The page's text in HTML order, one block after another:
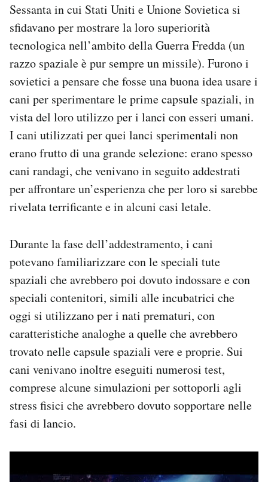
Sessanta in cui Stati Uniti e Unione Sovietica si
sfidavano per mostrare la loro superiorità
tecnologica nell’ambito della Guerra Fredda (un
razzo spaziale è pur sempre un missile). Furono i
sovietici a pensare che fosse una buona idea usare i
cani per sperimentare le prime capsule spaziali, in
vista del loro utilizzo per i lanci con esseri umani.
I cani utilizzati per quei lanci sperimentali non
erano frutto di una grande selezione: erano spesso
cani randagi, che venivano in seguito addestrati
per affrontare un’esperienza che per loro si sarebbe
rivelata terrificante e in alcuni casi letale.
Durante la fase dell’addestramento, i cani
potevano familiarizzare con le speciali tute
spaziali che avrebbero poi dovuto indossare e con
speciali contenitori, simili alle incubatrici che
oggi si utilizzano per i nati prematuri, con
caratteristiche analoghe a quelle che avrebbero
trovato nelle capsule spaziali vere e proprie. Sui
cani venivano inoltre eseguiti numerosi test,
comprese alcune simulazioni per sottoporli agli
stress fisici che avrebbero dovuto sopportare nelle
fasi di lancio.